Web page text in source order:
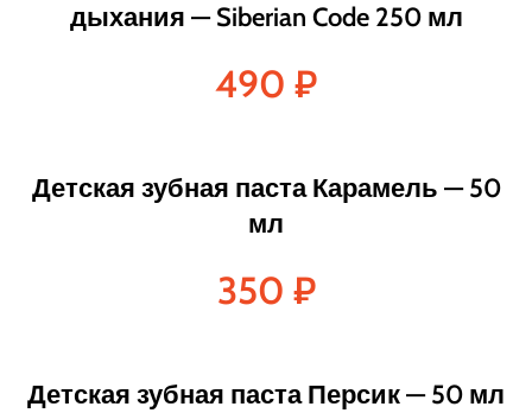
дыхания — Siberian Code 250 мл
490 ₽
Детская зубная паста Карамель — 50
мл
350 ₽
Детская зубная паста Персик — 50 мл